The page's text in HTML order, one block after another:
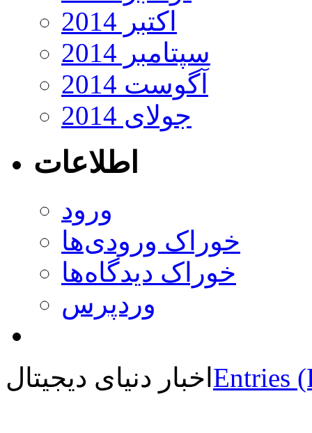
اکتبر 2014
سپتامبر 2014
آگوست 2014
جولای 2014
اطلاعات
ورود
خوراک ورودی‌ها
خوراک دیدگاه‌ها
وردپرس
اخبار دنیای دیجیتال Entries